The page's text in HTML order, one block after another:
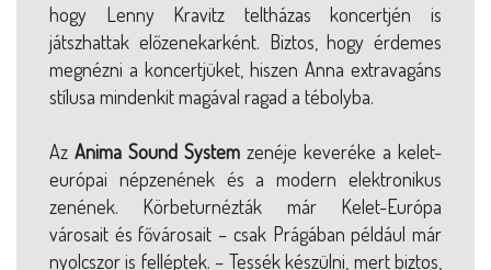
hogy Lenny Kravitz teltházas koncertjén is
játszhattak előzenekarként. Biztos, hogy érdemes
megnézni a koncertjüket, hiszen Anna extravagáns
stílusa mindenkit magával ragad a tébolyba.
Az Anima Sound System zenéje keveréke a kelet-
európai népzenének és a modern elektronikus
zenének. Körbeturnézták már Kelet-Európa
városait és fővárosait – csak Prágában például már
nyolcszor is felléptek. – Tessék készülni, mert biztos,